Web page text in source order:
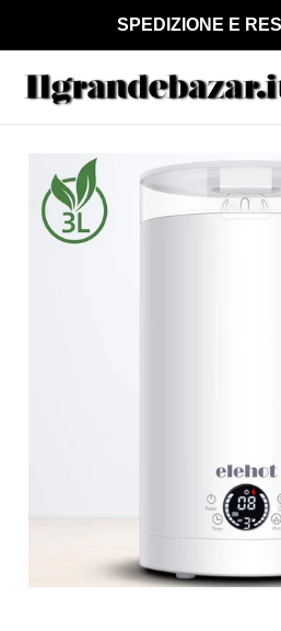
contenuti
SPEDIZIONE E